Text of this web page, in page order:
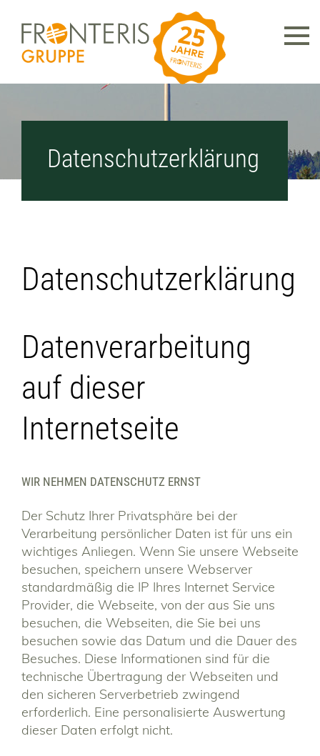
Datenschutzerklärung
Datenschutzerklärung
Datenverarbeitung
auf dieser
Internetseite
WIR NEHMEN DATENSCHUTZ ERNST
Der Schutz Ihrer Privatsphäre bei der
Verarbeitung persönlicher Daten ist für uns ein
wichtiges Anliegen. Wenn Sie unsere Webseite
besuchen, speichern unsere Webserver
standardmäßig die IP Ihres Internet Service
Provider, die Webseite, von der aus Sie uns
besuchen, die Webseiten, die Sie bei uns
besuchen sowie das Datum und die Dauer des
Besuches. Diese Informationen sind für die
technische Übertragung der Webseiten und
den sicheren Serverbetrieb zwingend
erforderlich. Eine personalisierte Auswertung
dieser Daten erfolgt nicht.